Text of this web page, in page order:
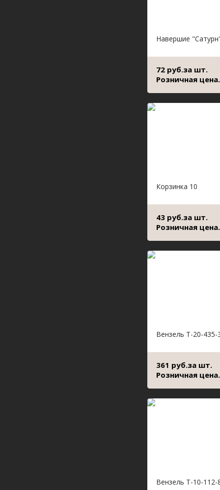
Навершие
72 руб.за шт.
Розничная цена.
Корзинка 10
43 руб.за шт.
Розничная цена.
Вензель Т-20-435-
361 руб.за шт.
Розничная цена.
Вензель Т-10-112-